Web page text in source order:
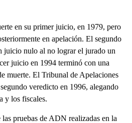
en su primer juicio, en 1979, pero
en apelación. El segundo
juicio nulo al no lograr el jurado un
juicio en 1994 terminó con una
muerte. El Tribunal de Apelaciones
veredicto en 1996, alegando
y los fiscales.
pruebas de ADN realizadas en la